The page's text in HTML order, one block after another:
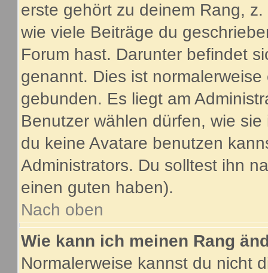
erste gehört zu deinem Rang,
wie viele Beiträge du
Forum hast. Darunter befindet
genannt. Dies ist
gebunden. Es liegt am
Benutzer wählen dürfen, wie
du keine Avatare benutzen
Administrators. Du solltest ihn
einen guten haben).
Nach oben
Wie kann ich meinen Rang
Normalerweise kannst du nicht